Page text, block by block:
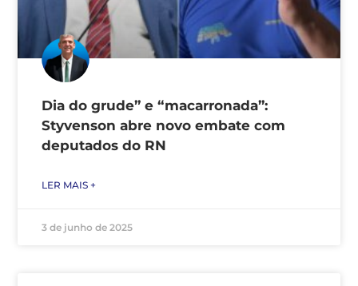
Dia do grude” e “macarronada”:
Styvenson abre novo embate com
deputados do RN
LER MAIS +
3 de junho de 2025